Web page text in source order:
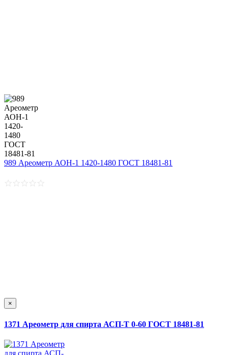
989 Ареометр АОН-1 1420-1480 ГОСТ 18481-81
×
1371 Ареометр для спирта АСП-Т 0-60 ГОСТ 18481-81